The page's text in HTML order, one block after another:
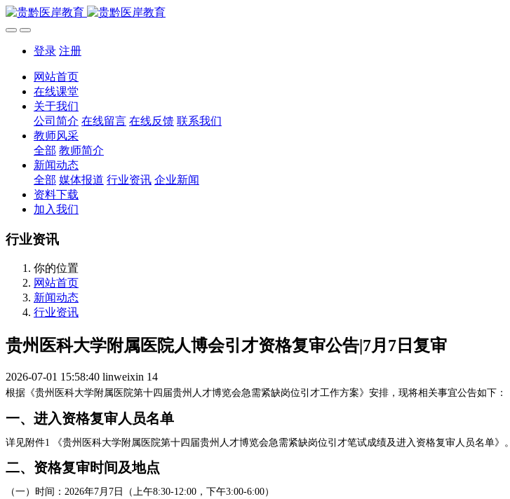
登录 注册
网站首页
在线课堂
关于我们
公司简介 在线留言 在线反馈 联系我们
教师风采
全部 教师简介
新闻动态
全部 媒体报道 行业资讯 企业新闻
资料下载
加入我们
行业资讯
你的位置
网站首页
新闻动态
行业资讯
贵州医科大学附属医院人博会引才资格复审公告|7月7日复审
2026-07-01 15:58:40 linweixin 14
根据《贵州医科大学附属医院第十四届贵州人才博览会急需紧缺岗位引才工作方案》安排，现将相关事宜公告如下：
一、进入资格复审人员名单
详见附件1 《贵州医科大学附属医院第十四届贵州人才博览会急需紧缺岗位引才笔试成绩及进入资格复审人员名单》。
二、资格复审时间及地点
（一）时间： 2026年7月 7 日（上午8:30-12:00，下午3:00-6:00）